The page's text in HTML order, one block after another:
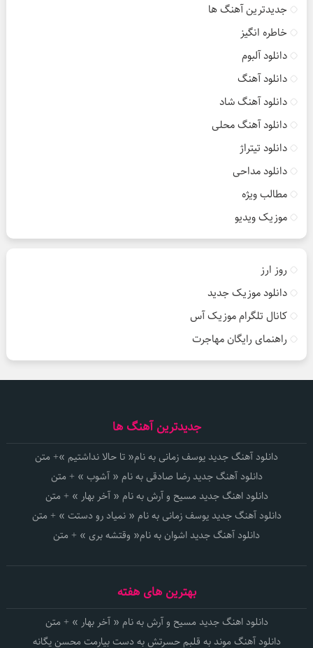
جدیدترین آهنگ ها
خاطره انگیز
دانلود آلبوم
دانلود آهنگ
دانلود آهنگ شاد
دانلود آهنگ محلی
دانلود تیتراژ
دانلود مداحی
مطالب ویژه
موزیک ویدیو
روز ارز
دانلود موزیک جدید
کانال تلگرام موزیک آس
راهنمای رایگان مهاجرت
جدیدترین آهنگ ها
دانلود آهنگ جدید یوسف زمانی به نام« تا حالا نداشتیم »+ متن
دانلود آهنگ جدید رضا صادقی به نام « آشوب » + متن
دانلود اهنگ جدید مسیح و آرش به نام « آخر بهار » + متن
دانلود آهنگ جدید یوسف زمانی به نام « نمیاد رو دستت » + متن
دانلود آهنگ جدید اشوان به نام« وقتشه بری » + متن
بهترین های هفته
دانلود اهنگ جدید مسیح و آرش به نام « آخر بهار » + متن
دانلود آهنگ موند به قلبم حسرتش به دست بیارمت محسن یگانه